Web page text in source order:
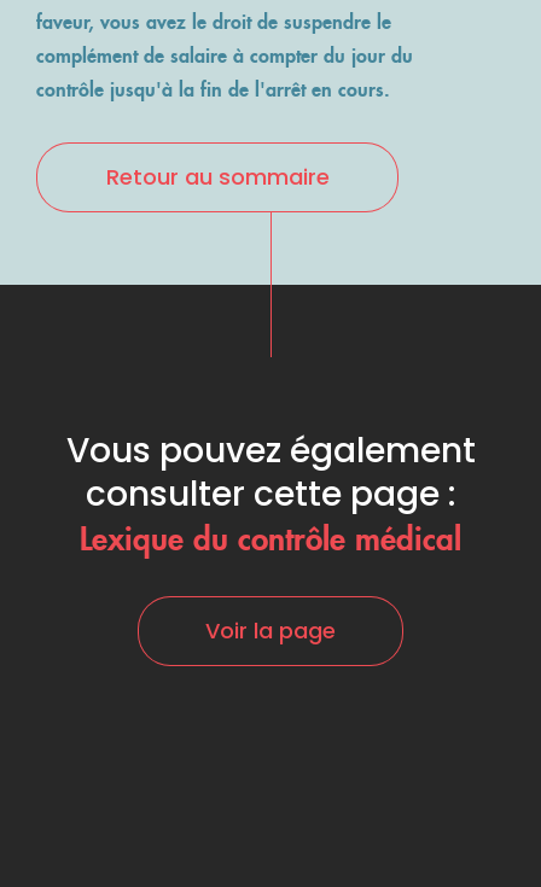
faveur, vous avez le droit de suspendre le
complément de salaire à compter du jour du
contrôle jusqu'à la fin de l'arrêt en cours.
Retour au sommaire
Vous pouvez également
consulter cette page :
Lexique du contrôle médical
Voir la page